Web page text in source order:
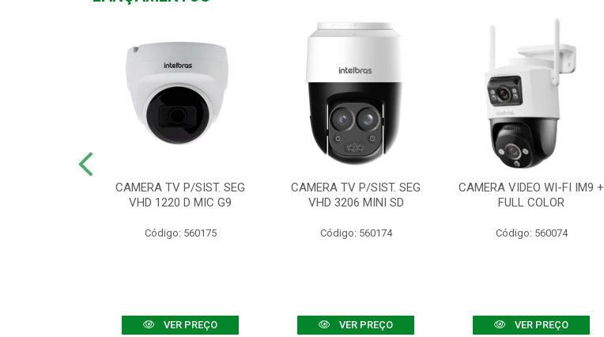
CAMERA TV P/SIST. SEG
VHD 1220 D MIC G9
Código: 560175
VER PREÇO
CAMERA TV P/SIST. SEG
VHD 3206 MINI SD
Código: 560174
VER PREÇO
CAMERA VIDEO WI-FI IM9 +
FULL COLOR
Código: 560074
VER PREÇO